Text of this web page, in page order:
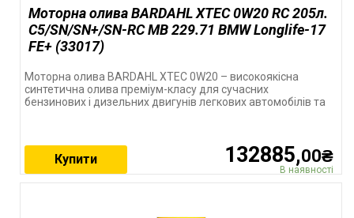
Моторна олива BARDAHL XTEC 0W20 RC 205л.
C5/SN/SN+/SN-RC MB 229.71 BMW Longlife-17
FE+ (33017)
Моторна олива BARDAHL XTEC 0W20 – високоякісна
синтетична олива преміум-класу для сучасних
бензинових і дизельних двигунів легкових автомобілів та
132885,00₴
В наявності
Купити